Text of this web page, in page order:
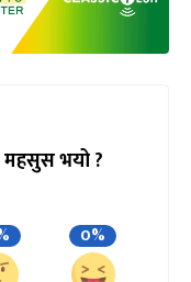
महसुस भयो ?
0%